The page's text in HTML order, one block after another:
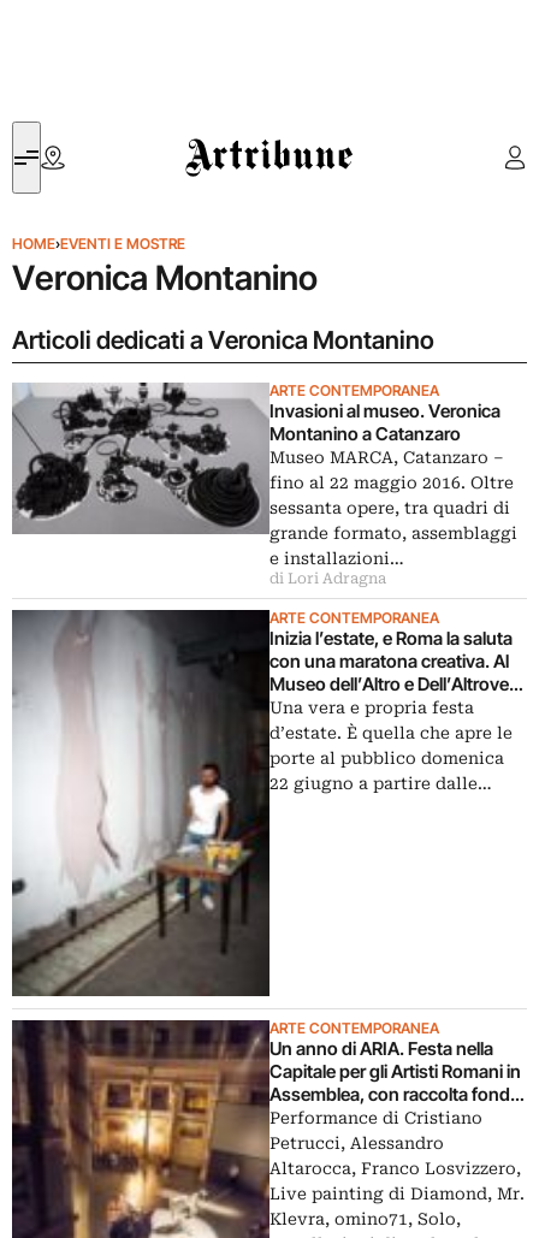
Artribune
HOME›EVENTI E MOSTRE
Veronica Montanino
Articoli dedicati a Veronica Montanino
ARTE CONTEMPORANEA
Invasioni al museo. Veronica
Montanino a Catanzaro
Museo MARCA, Catanzaro –
fino al 22 maggio 2016. Oltre
sessanta opere, tra quadri di
grande formato, assemblaggi
e installazioni…
di Lori Adragna
ARTE CONTEMPORANEA
Inizia l’estate, e Roma la saluta
con una maratona creativa. Al
Museo dell’Altro e Dell’Altrove
un’intera giornata fra
performance e site-specific:
ecco le immagini in anteprima
Una vera e propria festa
d’estate. È quella che apre le
porte al pubblico domenica
22 giugno a partire dalle…
ARTE CONTEMPORANEA
Un anno di ARIA. Festa nella
Capitale per gli Artisti Romani in
Assemblea, con raccolta fondi
per la rivista del gruppo: ecco le
foto della serata
Performance di Cristiano
Petrucci, Alessandro
Altarocca, Franco Losvizzero,
Live painting di Diamond, Mr.
Klevra, omino71, Solo,